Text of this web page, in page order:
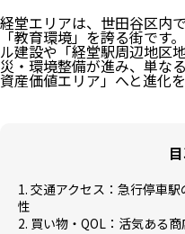
経堂エリアは、世田谷区内
「教育環境」を誇る街です
ル建設や「経堂駅周辺地区
災・環境整備が進み、単な
資産価値エリア」へと進化
1. 交通アクセス：急行停車
性
2. 買い物・QOL：活気ある